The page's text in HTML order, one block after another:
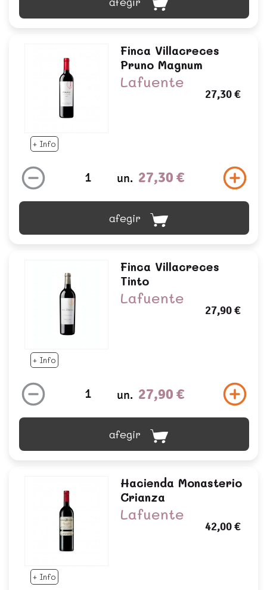
+ Info
Finca Villacreces
Pruno Magnum
Lafuente
27,30 €
un. 27,30 €
afegir
+ Info
Finca Villacreces
Tinto
Lafuente
27,90 €
un. 27,90 €
afegir
+ Info
Hacienda Monasterio
Crianza
Lafuente
42,00 €